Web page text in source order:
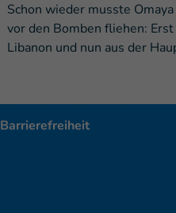
Schon wieder musste
vor den Bomben fliehen:
Libanon und nun aus der
Barrierefreiheit